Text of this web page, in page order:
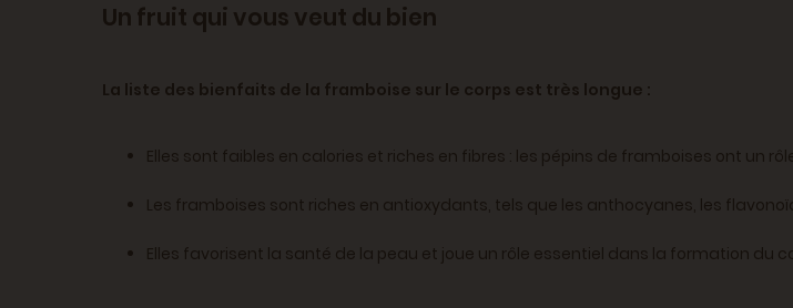
Un fruit qui vous veut du bien
La liste des bienfaits de la framboise sur le corps est très longue :
Elles sont faibles en calories et riches en fibres : les pépins de framboises ont un
Les framboises sont riches en antioxydants, tels que les anthocyanes, les
Elles favorisent la santé de la peau et joue un rôle essentiel dans la formation du